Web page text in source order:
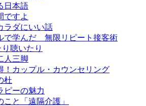
日本語
ですよ
ラダにいい話
で学んだ 無限リピート接客術
聴いたり
人三脚
！カップル・カウンセリング
杜
ピーの魅力
こと「遠隔介護」